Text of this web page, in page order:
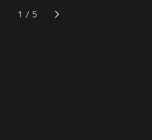
ねだが-
ャンネル】
だ相手は一体誰！？【提供：バンダ
イチャンネル】
1